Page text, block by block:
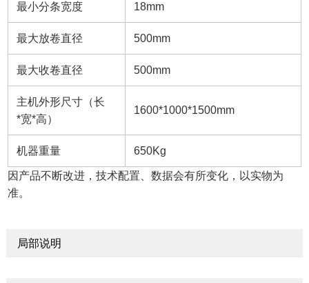
最小分条宽度 18mm
最大放卷直径 500mm
最大收卷直径 500mm
主机外形尺寸（长
*宽*高）
1600*1000*1500mm
机器重量 650Kg
因产品不断改进，技术配置、数据会有所变化，以实物为
准。
局部说明